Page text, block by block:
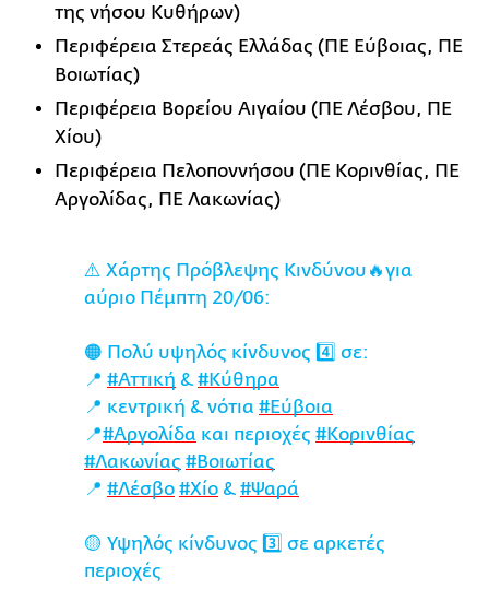
της νήσου Κυθήρων)
Περιφέρεια Στερεάς Ελλάδας (ΠΕ Εύβοιας, ΠΕ
Βοιωτίας)
Περιφέρεια Βορείου Αιγαίου (ΠΕ Λέσβου, ΠΕ
Χίου)
Περιφέρεια Πελοποννήσου (ΠΕ Κορινθίας, ΠΕ
Αργολίδας, ΠΕ Λακωνίας)
⚠️ Χάρτης Πρόβλεψης Κινδύνου🔥για
αύριο Πέμπτη 20/06:
🟠 Πολύ υψηλός κίνδυνος 4️⃣ σε:
📍 #Αττική & #Κύθηρα
📍 κεντρική & νότια #Εύβοια
📍#Αργολίδα και περιοχές #Κορινθίας
#Λακωνίας #Βοιωτίας
📍 #Λέσβο #Χίο & #Ψαρά
🟡 Υψηλός κίνδυνος 3️⃣ σε αρκετές
περιοχές